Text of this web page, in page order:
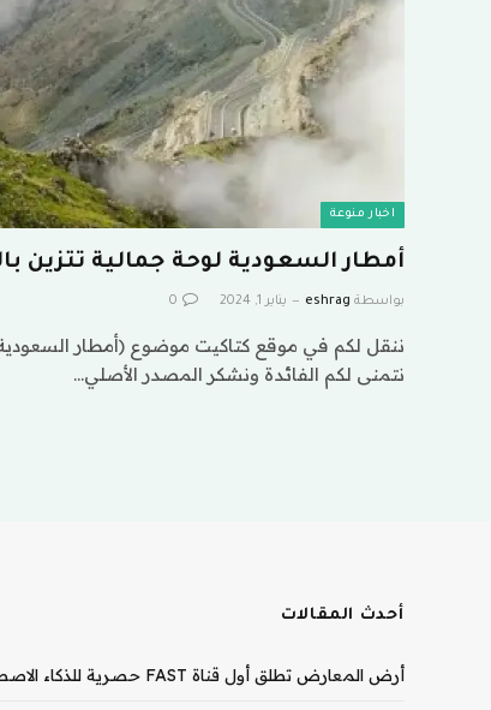
اخبار منوعة
أمطار السعودية لوحة جمالية تتزين
بواسطة eshrag يناير 1, 2024 0
ننقل لكم في موقع كتاكيت موضوع (أمطار السعودية
نتمنى لكم الفائدة ونشكر المصدر الأصلي…
أحدث المقالات
أرض المعارض تطلق أول قناة FAST حصرية للذكاء الاصطناعي